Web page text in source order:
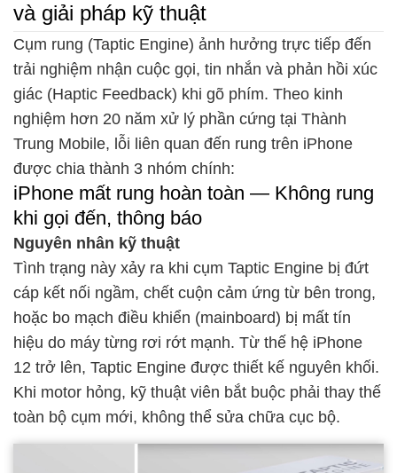
và giải pháp kỹ thuật
Cụm rung (Taptic Engine) ảnh hưởng trực tiếp đến
trải nghiệm nhận cuộc gọi, tin nhắn và phản hồi xúc
giác (Haptic Feedback) khi gõ phím. Theo kinh
nghiệm hơn 20 năm xử lý phần cứng tại Thành
Trung Mobile, lỗi liên quan đến rung trên iPhone
được chia thành 3 nhóm chính:
iPhone mất rung hoàn toàn — Không rung
khi gọi đến, thông báo
Nguyên nhân kỹ thuật
Tình trạng này xảy ra khi cụm Taptic Engine bị đứt
cáp kết nối ngầm, chết cuộn cảm ứng từ bên trong,
hoặc bo mạch điều khiển (mainboard) bị mất tín
hiệu do máy từng rơi rớt mạnh. Từ thế hệ iPhone
12 trở lên, Taptic Engine được thiết kế nguyên khối.
Khi motor hỏng, kỹ thuật viên bắt buộc phải thay thế
toàn bộ cụm mới, không thể sửa chữa cục bộ.